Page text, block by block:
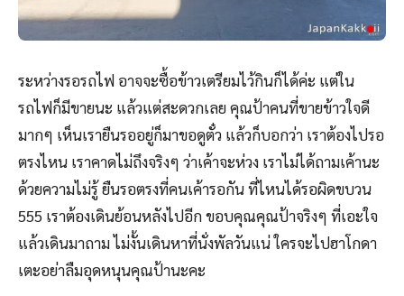
ระหว่างรอรถไฟ อาจจะซื้อข้าวเตรียมไว้กินก็ได้ค่ะ แต่ใน
รถไฟก็มีขายนะ แล้วแต่สะดวกเลย คุณป้าคนที่ขายข้าวใจดี
มากๆ เห็นเรายืนรออยู่ก็มาขอดูตั๋ว แล้วก็บอกว่า เราต้องไปรอ
ตรงไหน เราคาดไม่ถึงจริงๆ ว่าเค้าจะห่วง เราไม่ได้ถามเค้านะ
ด้วยความไม่รู้ ยืนรอตรงที่คนเค้ารอกัน ที่ไหนได้รอผิดขบวน
555 เราต้องเดินย้อนหลังไปอีก ขอบคุณคุณป้าจริงๆ ที่เอะใจ
แล้วเดินมาถาม ไม่งั้นเดินหาที่นั่งพัลวันแน่ ใครจะไปฮาโกดา
เตะอย่าลืมอุดหนุนคุณป้านะคะ